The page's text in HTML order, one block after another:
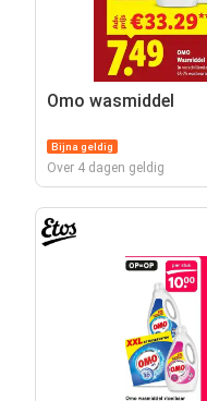
Omo wasmiddel
Bijna geldig
Over 4 dagen geldig